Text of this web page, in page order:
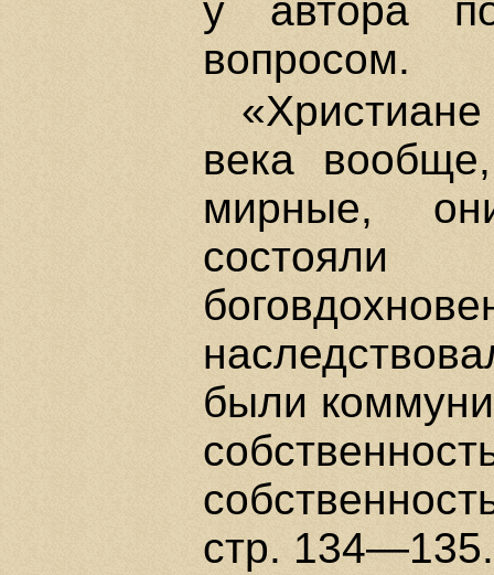
у автора
вопросом.
века
мирные,
были
стр. 134—135.